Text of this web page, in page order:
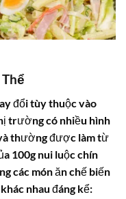
đổi tùy thuộc vào
trường có nhiều hình
thường được làm từ
100g nui luộc chín
các món ăn chế biến
khác nhau đáng kể: